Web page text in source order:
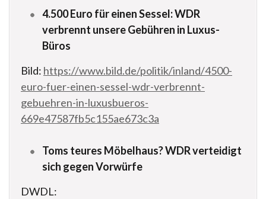
4.500 Euro für einen Sessel: WDR
verbrennt unsere Gebühren in Luxus-
Büros
Bild: https://www.bild.de/politik/inland/4500-
euro-fuer-einen-sessel-wdr-verbrennt-
gebuehren-in-luxusbueros-
669e47587fb5c155ae673c3a
Toms teures Möbelhaus? WDR verteidigt
sich gegen Vorwürfe
DWDL: